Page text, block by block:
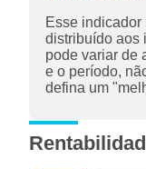
Esse indicador
distribuído aos
pode variar de
e o período,
defina um